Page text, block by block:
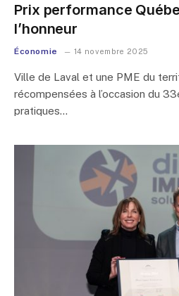
Prix performance
l’honneur
Économie 14 novembre 2025
Ville de Laval et une PME du
récompensées à l’occasion du
pratiques…